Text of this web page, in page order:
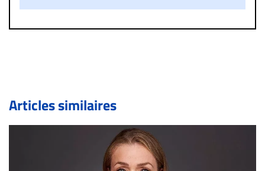
un commentaire publié sur le site vous dérange, prenez
immédiatement contact par courriel (info@droit-
de validation, un droit de réponse.
Bien à vous,
La Rédaction de Droit-inc.com
Articles similaires